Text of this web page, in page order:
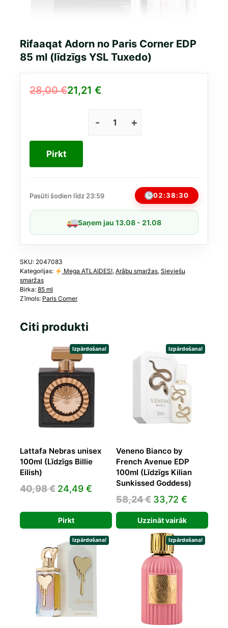
Rifaaqat Adorn no Paris Corner EDP
85 ml (līdzīgs YSL Tuxedo)
28,00€
Original
28,00 €.
21,21 €
Current
21,21 €.
Rifaaqat
YSL
Pirkt
Pasūti šodien līdz 23:59 02:38:30
Saņem jau 13.08 - 21.08
SKU: 2047083
Kategorijas:
Mega ATLAIDES!, Arābu smaržas, Sieviešu
smaržas
Birka: 85 ml
Zīmols: Paris Corner
Citi produkti
Izpārdošana!
Lattafa Nebras unisex
100ml (Līdzīgs Billie
Eilish)
40,98€ Original
was:
40,98 €.
24,49 € Current
24,49 €.
Pirkt
Izpārdošana!
Veneno Bianco by
French Avenue EDP
100ml (Līdzīgs Kilian
Sunkissed Goddess)
58,24€ Original
price
was:
58,24 €.
33,72 €
price
is:
33,72 €.
Uzzināt vairāk
Izpārdošana! Izpārdošana!